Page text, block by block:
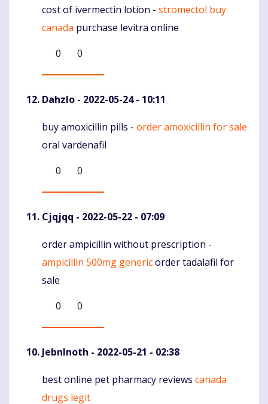
Komentaras
cost of ivermectin lotion - stromectol buy
canada purchase levitra online
0
0
Dahzlo - 2022-05-24 - 10:11
Komentaras
buy amoxicillin pills - order amoxicillin for sale
oral vardenafil
0
0
Cjqjqq - 2022-05-22 - 07:09
Komentaras
order ampicillin without prescription -
ampicillin 500mg genericorder tadalafil for
sale
0
0
JebnInoth - 2022-05-21 - 02:38
Komentaras
best online pet pharmacy reviews canada
drugs legit